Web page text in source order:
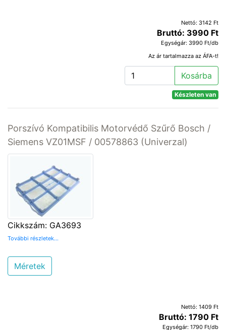
Nettó: 3142 Ft
Bruttó: 3990 Ft
Egységár: 3990 Ft/db
Az ár tartalmazza az ÁFA-t!
Kosárba
Készleten van
Porszívó Kompatibilis Motorvédő Szűrő Bosch /
Siemens VZ01MSF / 00578863 (Univerzal)
Cikkszám: GA3693
További részletek...
Méretek
Nettó: 1409 Ft
Bruttó: 1790 Ft
Egységár: 1790 Ft/db